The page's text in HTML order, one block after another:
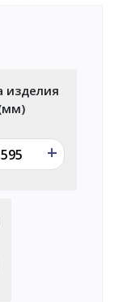
изделия
+